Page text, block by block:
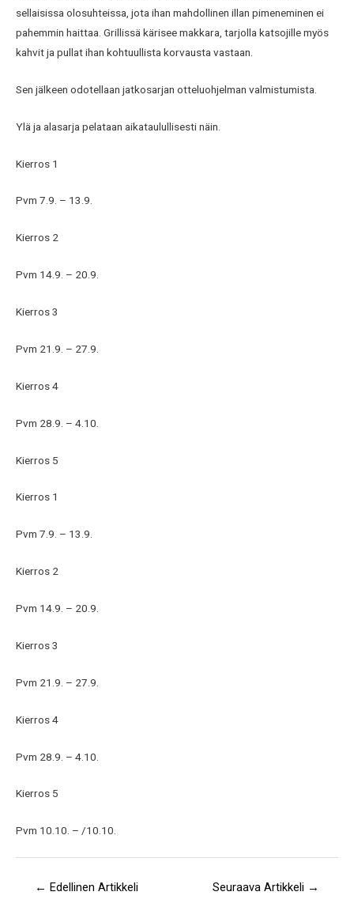
sellaisissa olosuhteissa, jota ihan mahdollinen illan pimeneminen ei
pahemmin haittaa. Grillissä kärisee makkara, tarjolla katsojille myös
kahvit ja pullat ihan kohtuullista korvausta vastaan.
Sen jälkeen odotellaan jatkosarjan otteluohjelman valmistumista.
Ylä ja alasarja pelataan aikataulullisesti näin.
Kierros 1
Pvm 7.9. – 13.9.
Kierros 2
Pvm 14.9. – 20.9.
Kierros 3
Pvm 21.9. – 27.9.
Kierros 4
Pvm 28.9. – 4.10.
Kierros 5
Kierros 1
Pvm 7.9. – 13.9.
Kierros 2
Pvm 14.9. – 20.9.
Kierros 3
Pvm 21.9. – 27.9.
Kierros 4
Pvm 28.9. – 4.10.
Kierros 5
Pvm 10.10. – /10.10.
← Edellinen Artikkeli Seuraava Artikkeli →